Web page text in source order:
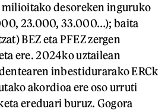
desoreken inguruko
23.000, 33.000…); baita
BEZ eta PFEZ zergen
ere. 2024ko uztailean
inbestidurarako ERCk
akordioa ere oso urruti
ereduari buruz. Gogora